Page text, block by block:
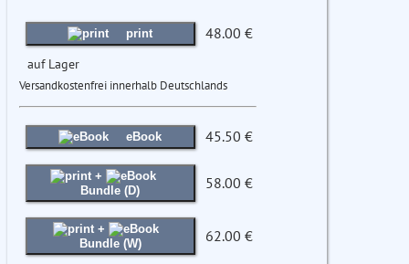
print 48.00 €
auf Lager
Versandkostenfrei innerhalb Deutschlands
eBook 45.50 €
+
Bundle (D)
58.00 €
+
Bundle (W)
62.00 €